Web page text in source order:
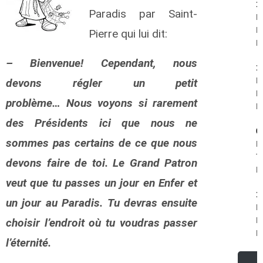
Paradis par Saint-
Pierre qui lui dit:
– Bienvenue! Cependant, nous
devons régler un petit
problème… Nous voyons si rarement
des Présidents ici que nous ne
sommes pas certains de ce que nous
devons faire de toi. Le Grand Patron
veut que tu passes un jour en Enfer et
un jour au Paradis. Tu devras ensuite
choisir l’endroit où tu voudras passer
l’éternité.